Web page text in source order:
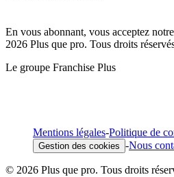
En vous abonnant, vous acceptez notre
2026 Plus que pro. Tous droits
Le groupe Franchise Plus
Mentions légales-Politique de
Gestion des cookies -Nous
© 2026 Plus que pro. Tous droits